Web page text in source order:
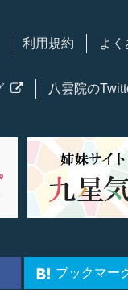
利用規約 よく
八雲院の
ブックマー